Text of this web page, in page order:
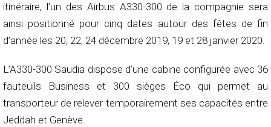
itinéraire, l’un des Airbus A330-300 de la compagnie sera
ainsi positionné pour cinq dates autour des fêtes de fin
d’année les 20, 22, 24 décembre 2019, 19 et 28 janvier 2020.
L’A330-300 Saudia dispose d’une cabine configurée avec 36
fauteuils Business et 300 sièges Éco qui permet au
transporteur de relever temporairement ses capacités entre
Jeddah et Genève.